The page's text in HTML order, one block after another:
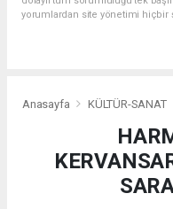
yorumlardan site yönetimi hiçbir
Anasayfa KÜLTÜR-SANAT